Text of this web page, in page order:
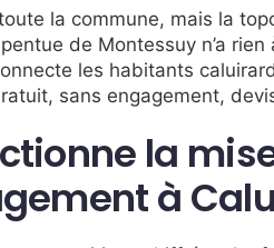
la commune, mais la
de Montessuy n’a
les habitants
sans engagement,
la
à